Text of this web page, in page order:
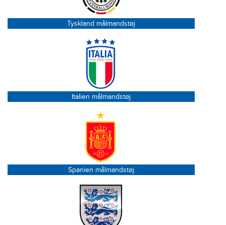
Tyskland målmandstøj
Italien målmandstøj
Spanien målmandstøj